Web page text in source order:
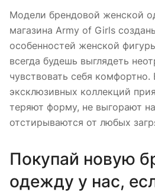
Модели брендовой женской
магазина Army of Girls
особенностей женской
всегда будешь выглядеть
чувствовать себя
эксклюзивных коллекций
теряют форму, не выгорают
отстирываются от любых
Покупай новую
одежду у нас,